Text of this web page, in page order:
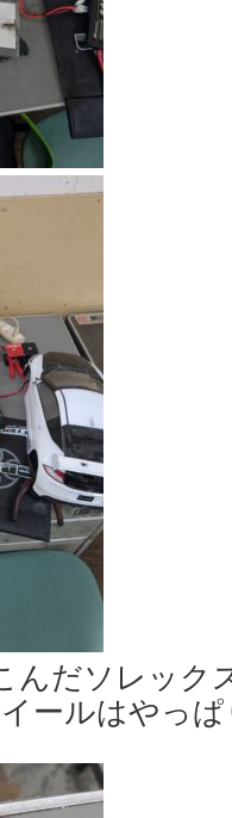
んだソレック
ールはやっ